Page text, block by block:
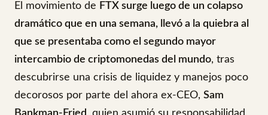
El movimiento de FTX surge luego de un colapso
dramático que en una semana, llevó a la quiebra al
que se presentaba como el segundo mayor
intercambio de criptomonedas del mundo, tras
descubrirse una crisis de liquidez y manejos poco
decorosos por parte del ahora ex-CEO, Sam